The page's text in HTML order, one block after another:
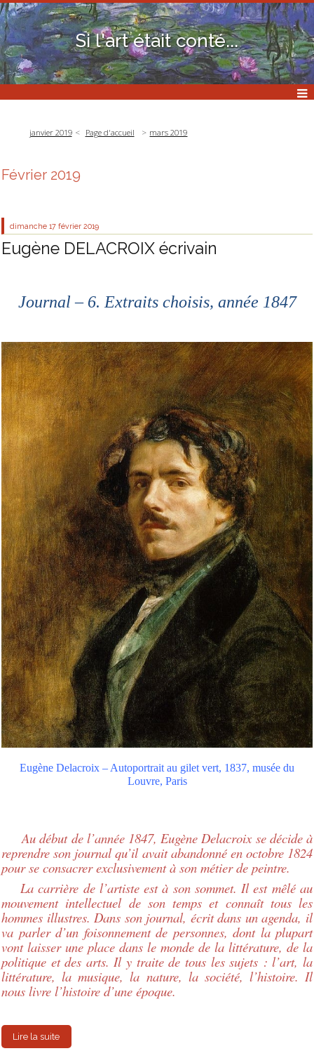
Si l'art était conté...
janvier 2019 Page d'accueil mars 2019
Février 2019
dimanche 17 février 2019
Eugène DELACROIX écrivain
Journal – 6. Extraits choisis, année 1847
Eugène Delacroix – Autoportrait au gilet vert, 1837, musée du
Louvre, Paris
Au début de l’année 1847, Eugène Delacroix se décide à
reprendre son journal qu’il avait abandonné en octobre 1824
pour se consacrer exclusivement à son métier de peintre.
La carrière de l’artiste est à son sommet. Il est mêlé au
mouvement intellectuel de son temps et connaît tous les
hommes illustres. Dans son journal, écrit dans un agenda, il
va parler d’un foisonnement de personnes, dont la plupart
vont laisser une place dans le monde de la littérature, de la
politique et des arts. Il y traite de tous les sujets : l’art, la
littérature, la musique, la nature, la société, l’histoire. Il
nous livre l’histoire d’une époque.
Lire la suite